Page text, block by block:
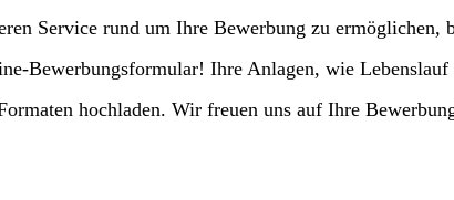
Service rund um Ihre Bewerbung zu
Bewerbungsformular! Ihre Anlagen, wie
hochladen. Wir freuen uns auf Ihre